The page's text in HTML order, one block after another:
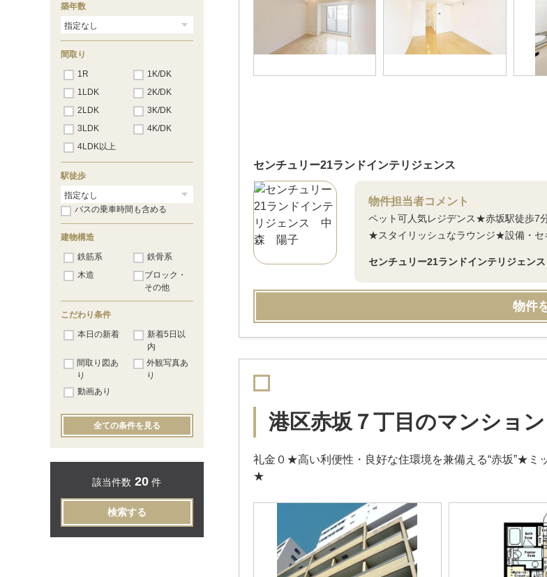
センチュリー21ランドインテリジェンス
物件担当者コメント
ペット可人気レジデンス★赤坂駅徒歩
★スタイリッシュなラウンジ★設備・
センチュリー21ランドインテリジェ
物件
港区赤坂７丁目のマンション
礼金０★高い利便性・良好な住環境を兼備える“赤坂”★
★
築年数
間取り
1R
1K/DK
1LDK
2K/DK
2LDK
3K/DK
3LDK
4K/DK
4LDK以上
駅徒歩
バスの乗車時間も含める
建物構造
鉄筋系
鉄骨系
木造
ブロック・
その他
こだわり条件
本日の新着
新着5日以
内
間取り図あ
り
外観写真あ
り
動画あり
全ての条件を見る
該当件数 20 件
検索する